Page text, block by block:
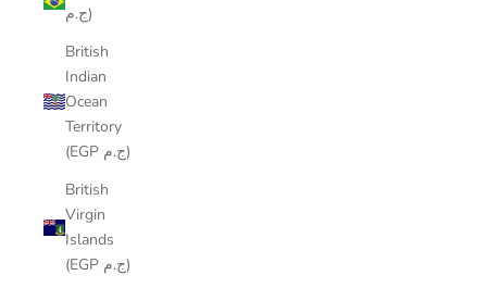
ج.م)
British
Indian
Ocean
Territory
(EGP ج.م)
British
Virgin
Islands
(EGP ج.م)